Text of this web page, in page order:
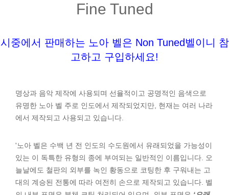
Fine Tuned
시중에서 판매하는 노아 벨은 Non Tuned벨이니 참
고하고 구입하세요!
명상과 음악 제작에 사용되며 선율적이고 공명적인 음색으로
유명한 노아 벨 주로 인도에서 제작되었지만, 현재는 여러 나라
에서 제작되고 사용되고 있습니다.
'노아 벨은 수백 년 전 인도의 수도원에서 유래되었을 가능성이
있는 이 독특한 유형의 종에 부여되는 일반적인 이름입니다. 오
늘날에도 철판의 외부를 녹인 황동으로 코팅한 후 구워내는 고
대의 계승된 전통에 따라 여전히 손으로 제작되고 있습니다. 벨